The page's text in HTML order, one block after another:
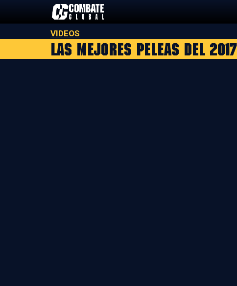
VIDEOS
LAS MEJORES PELEAS DEL 2017